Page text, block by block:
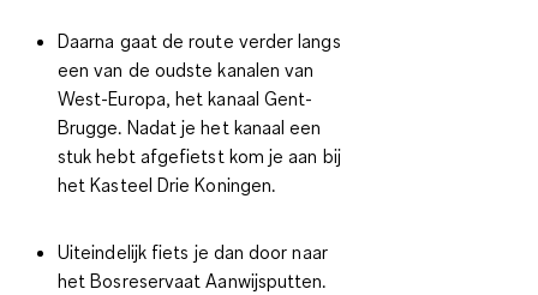
Daarna gaat de route verder langs
een van de oudste kanalen van
West-Europa, het kanaal Gent-
Brugge. Nadat je het kanaal een
stuk hebt afgefietst kom je aan bij
het Kasteel Drie Koningen.
Uiteindelijk fiets je dan door naar
het Bosreservaat Aanwijsputten.